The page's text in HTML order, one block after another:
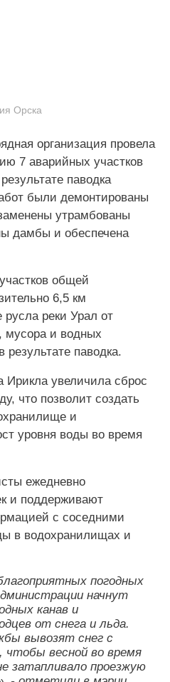
Орска
организация провела
7 аварийных участков
паводка
были демонтированы
утрамбованы
дамбы и обеспечена
общей
6,5 км
реки Урал от
мусора и водных
паводка.
Ирикла увеличила сброс
что позволит создать
и
уровня воды во время
ежедневно
и поддерживают
с соседними
в водохранилищах и
погодных
начнут
канав и
от снега и льда.
вывозят снег с
чтобы весной во время
затапливало проезжую